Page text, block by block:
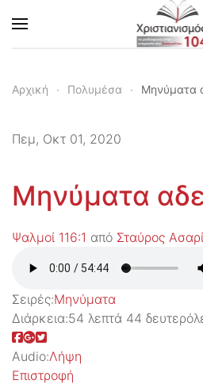
Skip to main content
Αρχική Πολυμέσα Μηνύματα
Πεμ, Οκτ 01, 2020
Μηνύματα
Ψαλμοί 116:1 από Σταύρος
Σειρές:Μηνύματα
Διάρκεια:54 λεπτά 44
Audio:Λήψη
Επιστροφή